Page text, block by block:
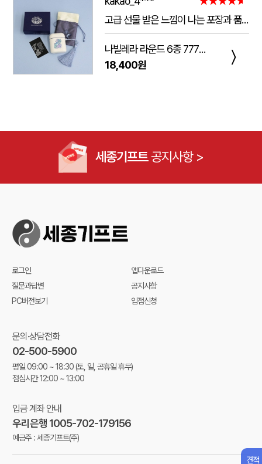
고급 선물 받은 느낌이 나는 포장과 품질.
주는 사람도 받는 사람도 만족 스러운 제품 입니다.
다만 아쉬운 점은 조립이 덜되어 있는 것이 간혹 있습니다.
케이스가 빠지는 현상이 좀 있는데, 조립할때 신경써서 해주시면 더 좋은 인상이 남을 것 같습니다.
나빌레라 라운드 6종 777쓰리세븐 손톱깎이 호작도 까치호랑이 네일케어세트
18,400원
〉
세종기프트공지사항 >
로그인
앱다운로드
질문과답변
공지사항
PC버전보기
입점신청
문의·상담전화
02-500-5900
평일 09:00 ~ 18:30(토, 일, 공휴일 휴무)
점심시간 12:00 ~ 13:00
입금 계좌 안내
우리은행 1005-702-179156
예금주 : 세종기프트(주)
견적